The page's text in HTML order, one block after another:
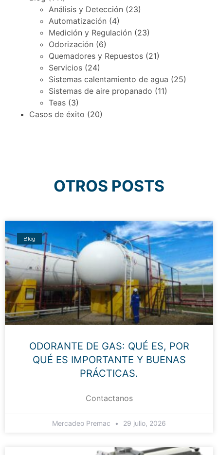
Análisis y Detección (23)
Automatización (4)
Medición y Regulación (23)
Odorización (6)
Quemadores y Repuestos (21)
Servicios (24)
Sistemas calentamiento de agua (25)
Sistemas de aire propanado (11)
Teas (3)
Casos de éxito (20)
OTROS POSTS
Blog
ODORANTE DE GAS: QUÉ ES, POR
QUÉ ES IMPORTANTE Y BUENAS
PRÁCTICAS.
Contactanos
Mercadeo Premac 29 julio, 2026